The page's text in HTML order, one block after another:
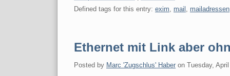
Defined tags for this entry: exim mail mailadressen
Ethernet mit Link aber
Posted by Marc 'Zugschlus' Haber on Tuesday,